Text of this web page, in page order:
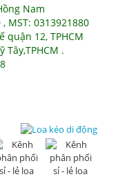
Nam
MST: 0313921880
quận 12, TPHCM
Tây,TPHCM .